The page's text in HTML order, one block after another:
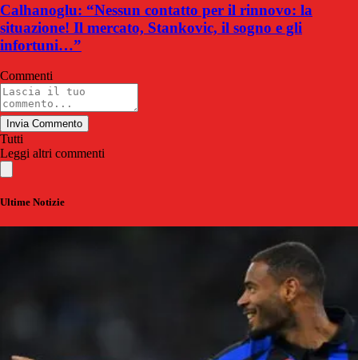
Calhanoglu: “Nessun contatto per il rinnovo: la
situazione! Il mercato, Stankovic, il sogno e gli
infortuni…”
Commenti
Invia Commento
Tutti
Leggi altri commenti
Ultime Notizie